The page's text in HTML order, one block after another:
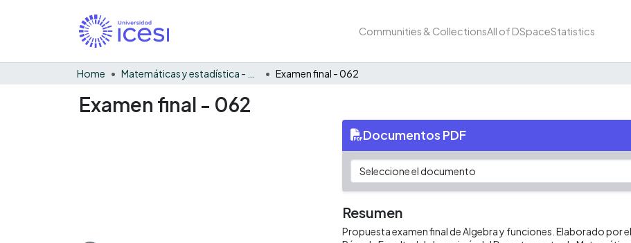
Communities & CollectionsAll of DSpaceStatistics
Home Examen final - 062
Examen final - 062
Documentos PDF
Resumen
Propuesta examen final de Algebra y funciones. Elaborado por